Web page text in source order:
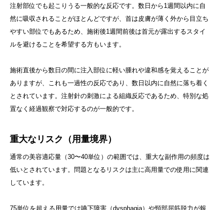
注射部位でも起こりうる一般的な反応です。数日から1週間以内に自
然に吸収されることがほとんどですが、首は皮膚が薄く外から目立ち
やすい部位でもあるため、施術後1週間前後は首元が露出するスタイ
ルを避けることを希望する方もいます。
施術直後から数日の間に注入部位に軽い腫れや違和感を覚えることが
ありますが、これも一過性の反応であり、数日以内に自然に落ち着く
とされています。注射針の刺激による組織反応であるため、特別な処
置なく経過観察で対応するのが一般的です。
重大なリスク（用量境界）
通常の美容適応量（30〜40単位）の範囲では、重大な副作用の頻度は
低いとされています。問題となるリスクは主に高用量での使用に関連
しています。
75単位を超える用量では嚥下障害（dysphagia）や頸部屈筋脱力が報